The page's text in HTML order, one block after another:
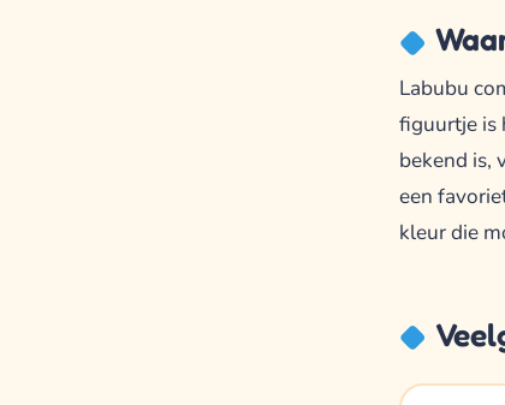
Labubu
figuurtje is
bekend is,
een
kleur die